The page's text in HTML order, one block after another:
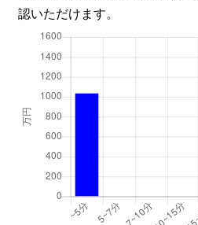
認いただけます。